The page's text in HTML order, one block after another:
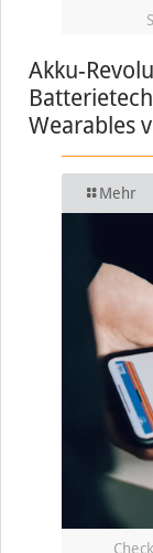
Akku-
Wearables
Mehr